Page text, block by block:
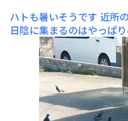
ハトも暑いそうです 近所
日陰に集まるのはやっぱ